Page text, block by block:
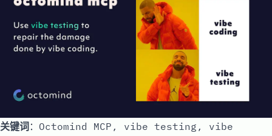
关键词：Octomind MCP, vibe testing, vibe